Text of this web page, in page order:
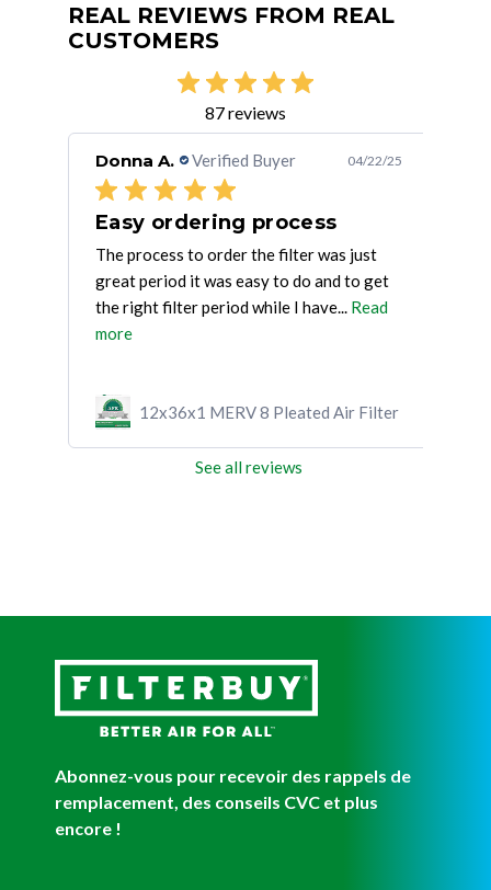
REAL REVIEWS FROM REAL
CUSTOMERS
87 reviews
Donna A. Verified Buyer 04/22/25
Easy ordering process
The process to order the filter was just
great period it was easy to do and to get
the right filter period while I have... Read
more
12x36x1 MERV 8 Pleated Air Filter
See all reviews
Abonnez-vous pour recevoir des rappels de
remplacement, des conseils CVC et plus
encore !